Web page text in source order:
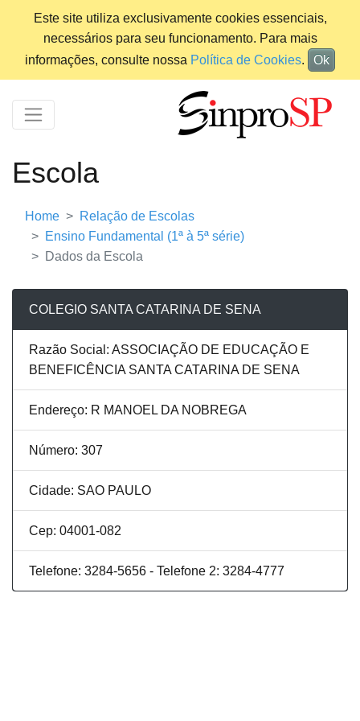
Este site utiliza exclusivamente cookies essenciais,
necessários para seu funcionamento. Para mais
informações, consulte nossa Política de Cookies. Ok
Escola
Home
Relação de Escolas
Ensino Fundamental (1ª à 5ª série)
Dados da Escola
COLEGIO SANTA CATARINA DE SENA
Razão Social: ASSOCIAÇÃO DE EDUCAÇÃO E
BENEFICÊNCIA SANTA CATARINA DE SENA
Endereço: R MANOEL DA NOBREGA
Número: 307
Cidade: SAO PAULO
Cep: 04001-082
Telefone: 3284-5656 - Telefone 2: 3284-4777